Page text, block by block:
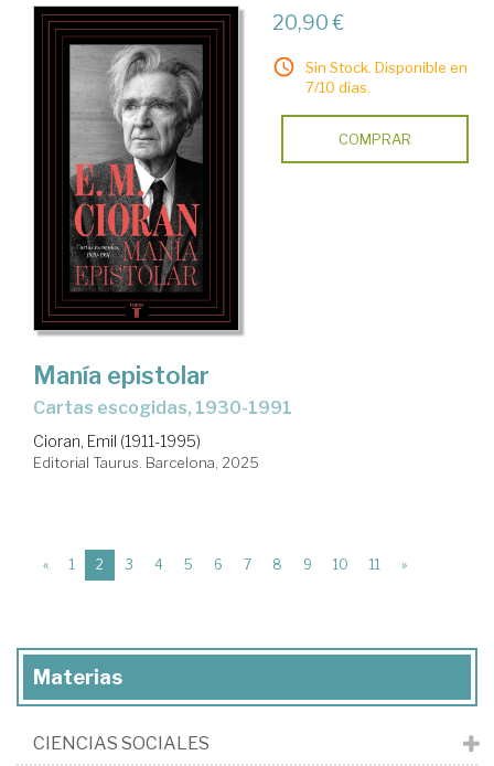
20,90 €
Sin Stock. Disponible en
7/10 días.
COMPRAR
Manía epistolar
Cartas escogidas, 1930-1991
Cioran, Emil (1911-1995)
Editorial Taurus. Barcelona, 2025
« 1 2 (current)
3 4 5 6 7 8 9 10 11 »
Materias
CIENCIAS SOCIALES